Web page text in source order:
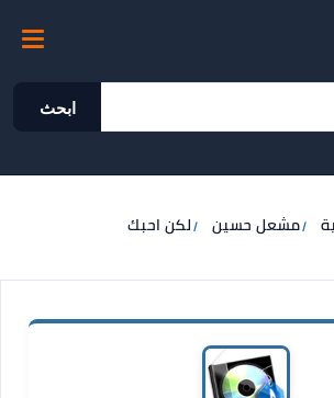
ابحث
مشعل حسين لكن احبك